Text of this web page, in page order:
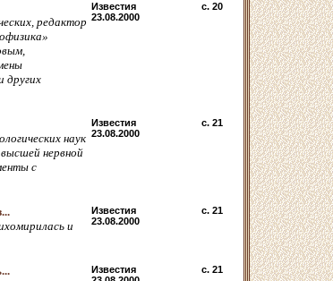
редактор
других
Известия
23.08.2000
c. 20
наук
нервной
с
Известия
23.08.2000
c. 21
и
Известия
23.08.2000
c. 21
Известия
c. 21